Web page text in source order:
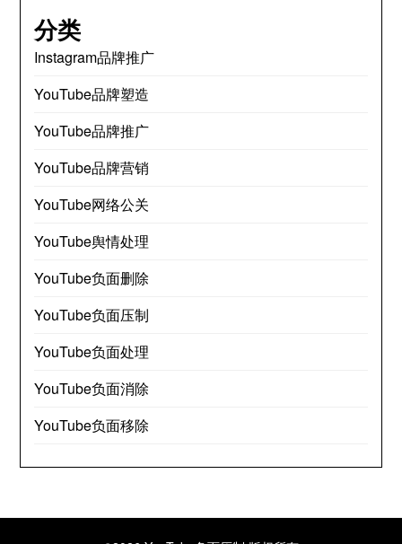
分类
Instagram品牌推广
YouTube品牌塑造
YouTube品牌推广
YouTube品牌营销
YouTube网络公关
YouTube舆情处理
YouTube负面删除
YouTube负面压制
YouTube负面处理
YouTube负面消除
YouTube负面移除